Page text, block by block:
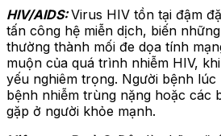
HIV/AIDS:Virus HIV tồn tại đậm
tấn công hệ miễn dịch, biến
thường thành mối đe dọa tính
muộn của quá trình nhiễm HIV,
yếu nghiêm trọng. Người bệnh
bệnh nhiễm trùng nặng hoặc các
gặp ở người khỏe mạnh.